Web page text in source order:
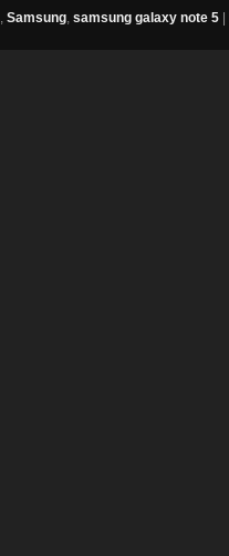
, Samsung, samsung galaxy note 5